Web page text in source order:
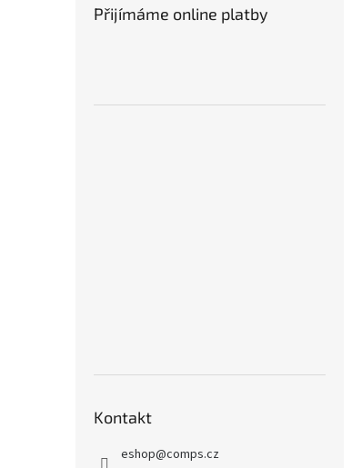
Přijímáme online platby
Kontakt
eshop@comps.cz